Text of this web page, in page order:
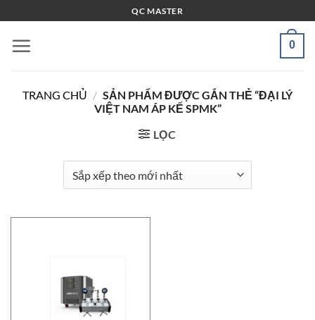
qua
nội
QC MASTER
0
TRANG CHỦ / SẢN PHẨM ĐƯỢC GẮN THẺ “ĐẠI LÝ
VIỆT NAM ÁP KẾ SPMK”
LỌC